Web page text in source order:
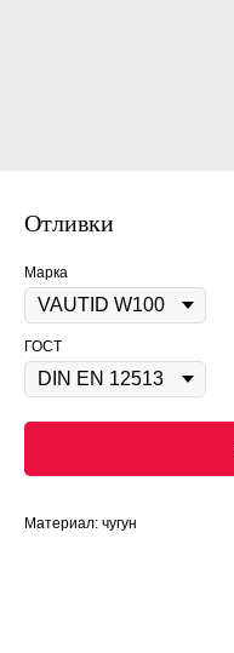
Отливки
Марка
ГОСТ
Материал: чугун